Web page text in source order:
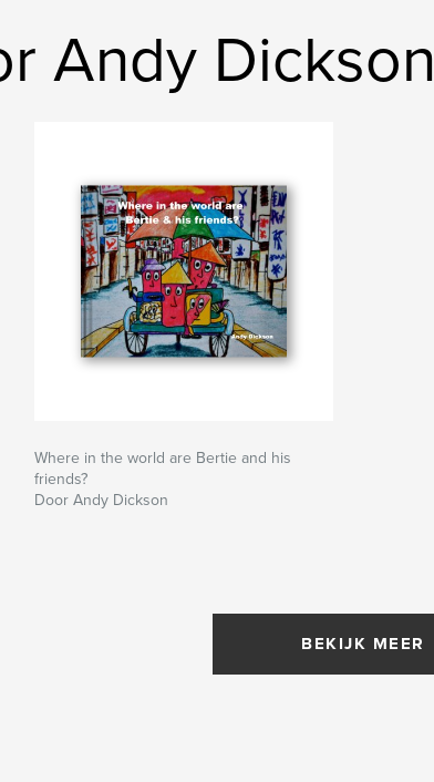
Andy Dickson
Where in the world are Bertie and his
friends?
Door Andy Dickson
BEKIJK MEER